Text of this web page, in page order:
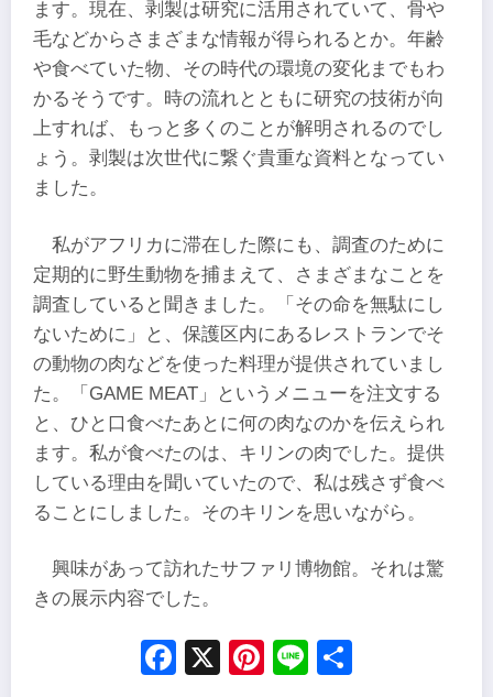
ます。現在、剥製は研究に活用されていて、骨や
毛などからさまざまな情報が得られるとか。年齢
や食べていた物、その時代の環境の変化までもわ
かるそうです。時の流れとともに研究の技術が向
上すれば、もっと多くのことが解明されるのでし
ょう。剥製は次世代に繋ぐ貴重な資料となってい
ました。
私がアフリカに滞在した際にも、調査のために
定期的に野生動物を捕まえて、さまざまなことを
調査していると聞きました。「その命を無駄にし
ないために」と、保護区内にあるレストランでそ
の動物の肉などを使った料理が提供されていまし
た。「GAME MEAT」というメニューを注文する
と、ひと口食べたあとに何の肉なのかを伝えられ
ます。私が食べたのは、キリンの肉でした。提供
している理由を聞いていたので、私は残さず食べ
ることにしました。そのキリンを思いながら。
興味があって訪れたサファリ博物館。それは驚
きの展示内容でした。
Facebook
X Pinterest
Line